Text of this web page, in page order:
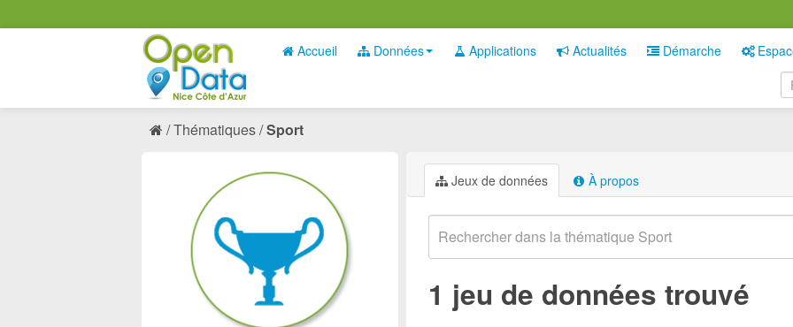
Accueil Données Applications Actualités Démarche
Thématiques Sport
Jeux de données À propos
1 jeu de données trouvé